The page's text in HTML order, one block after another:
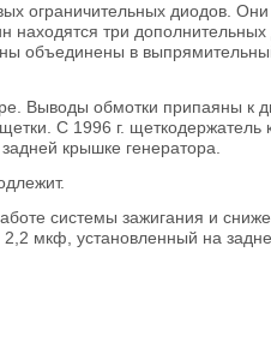
ограничительных диодов.
три дополнительных
объединены в
Выводы обмотки припаяны к
С 1996 г. щеткодержатель
крышке генератора.
системы зажигания и
мкф, установленный на